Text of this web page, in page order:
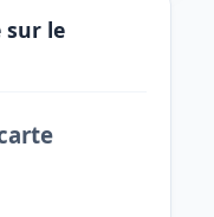
sur le